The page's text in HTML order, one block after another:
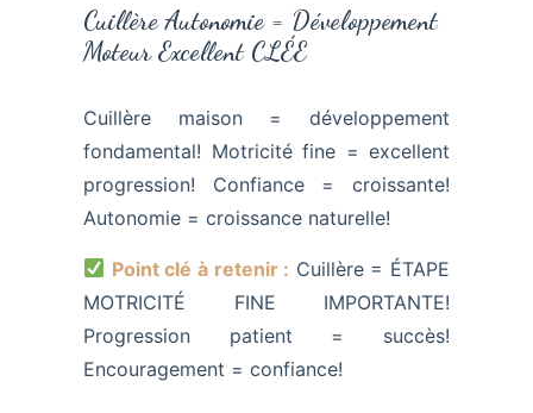
Cuillère Autonomie = Développement
Moteur Excellent CLÉE
Cuillère maison = développement
fondamental! Motricité fine = excellent
progression! Confiance = croissante!
Autonomie = croissance naturelle!
Point clé à retenir : Cuillère = ÉTAPE
MOTRICITÉ FINE IMPORTANTE!
Progression patient = succès!
Encouragement = confiance!